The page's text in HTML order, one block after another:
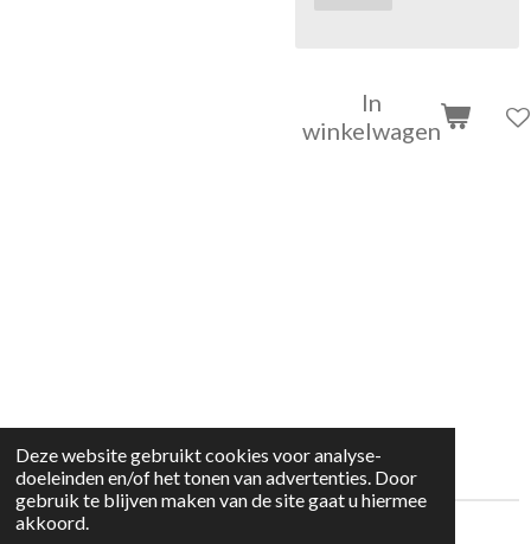
Deze website gebruikt cookies voor analyse-
doeleinden en/of het tonen van advertenties. Door
gebruik te blijven maken van de site gaat u hiermee
akkoord.
In
winkelwagen